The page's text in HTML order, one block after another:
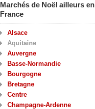
Marchés de Noël ailleurs en
France
Alsace
Aquitaine
Auvergne
Basse-Normandie
Bourgogne
Bretagne
Centre
Champagne-Ardenne